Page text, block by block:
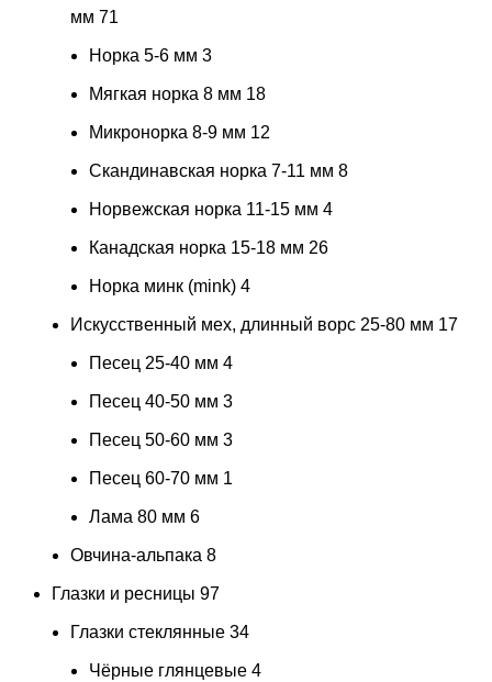
мм 71
Норка 5-6 мм 3
Мягкая норка 8 мм 18
Микронорка 8-9 мм 12
Скандинавская норка 7-11 мм 8
Норвежская норка 11-15 мм 4
Канадская норка 15-18 мм 26
Норка минк (mink) 4
Искусственный мех, длинный ворс 25-80 мм 17
Песец 25-40 мм 4
Песец 40-50 мм 3
Песец 50-60 мм 3
Песец 60-70 мм 1
Лама 80 мм 6
Овчина-альпака 8
Глазки и ресницы 97
Глазки стеклянные 34
Чёрные глянцевые 4